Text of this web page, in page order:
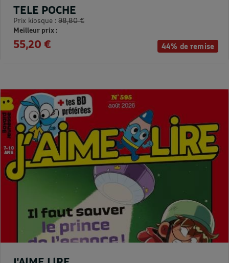
44% de remise
TELE POCHE
Prix kiosque : 98,80 €
Meilleur prix :
55,20 €